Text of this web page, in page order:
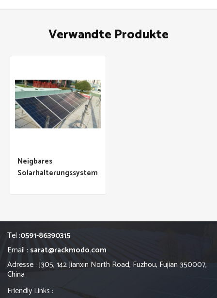
Verwandte Produkte
Neigbares
Solarhalterungssystem
Tel :0591-86390315
Email : sarat@rackmodo.com
Adresse : J305, 142 Jianxin North Road, Fuzhou, Fujian 350007,
China
Friendly Links :